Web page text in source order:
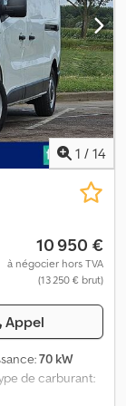
1 / 14
10 950 €
à négocier hors TVA
(13 250 € brut)
Appel
70 kW
de carburant: